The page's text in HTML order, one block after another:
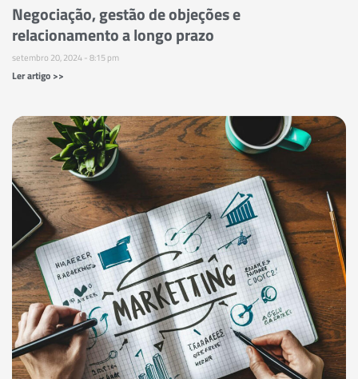
Negociação, gestão de objeções e
relacionamento a longo prazo
setembro 20, 2024 8:15 pm
Ler artigo >>